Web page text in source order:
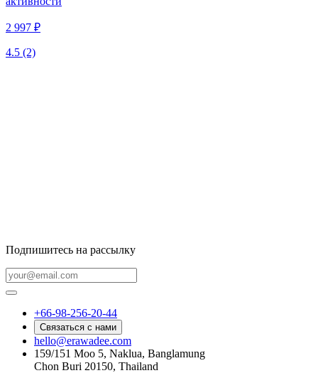
2 997 ₽
4.5 (2)
Подпишитесь на рассылку
+66-98-256-20-44
Связаться с нами
hello@erawadee.com
159/151 Moo 5, Naklua, Banglamung
Chon Buri 20150, Thailand